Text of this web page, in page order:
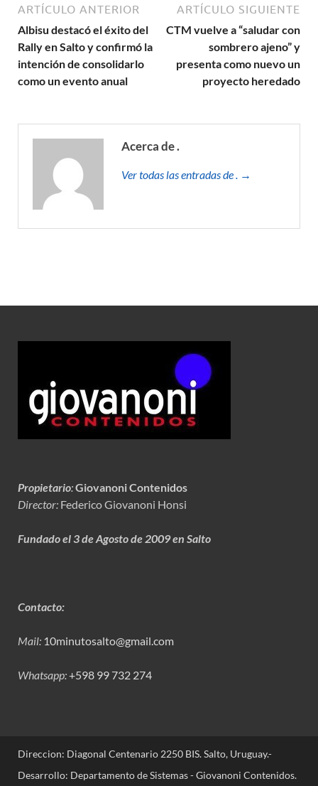
ARTÍCULO ANTERIOR
Albisu destacó el éxito del
Rally en Salto y confirmó la
intención de consolidarlo
como un evento anual
ARTÍCULO SIGUIENTE
CTM vuelve a “saludar con
sombrero ajeno” y
presenta como nuevo un
proyecto heredado
Acerca de .
Ver todas las entradas de . →
Propietario:Giovanoni Contenidos
Director: Federico Giovanoni Honsi
Fundado el 3 de Agosto de 2009 en Salto
Contacto:
Mail: 10minutosalto@gmail.com
Whatsapp:+598 99 732 274
Direccion: Diagonal Centenario 2250 BIS. Salto, Uruguay.-
Desarrollo: Departamento de Sistemas - Giovanoni Contenidos.